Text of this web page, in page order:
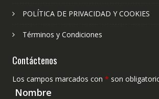
POLÍTICA DE PRIVACIDAD Y COOKIES
Términos y Condiciones
Contáctenos
Los campos marcados con * son
Nombre